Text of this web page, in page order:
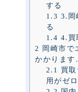
する
1.3 3.岡
る
1.4 4.買
2 岡崎市で
かかりま
2.1
買
用がゼロ